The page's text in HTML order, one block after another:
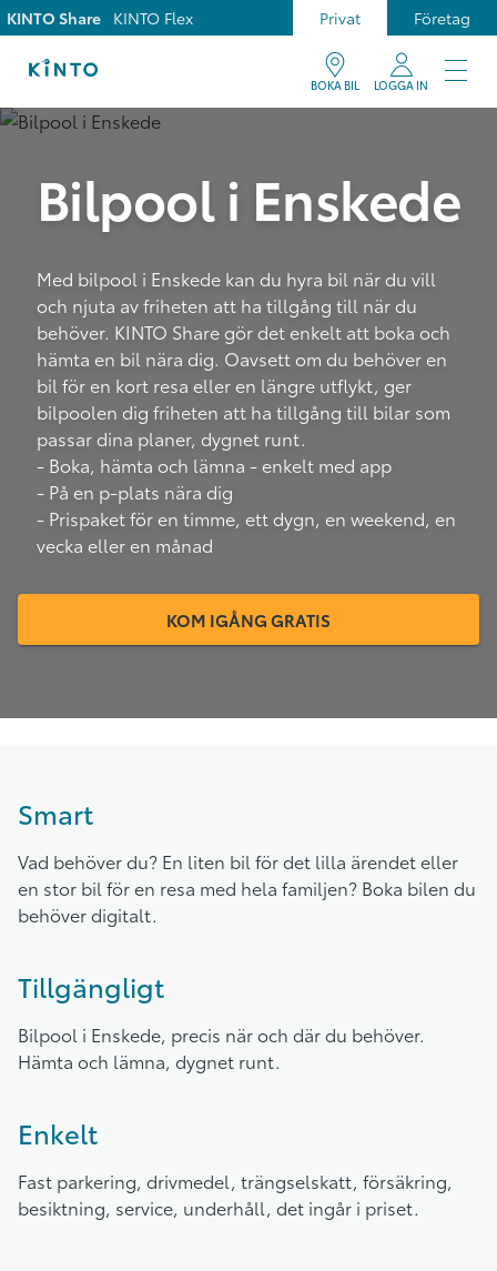
Privat Företag
KINTO Share KINTO Flex
BOKA BIL LOGGA IN
Bilpool i Enskede
Med bilpool i Enskede kan du hyra bil när du vill
och njuta av friheten att ha tillgång till när du
behöver. KINTO Share gör det enkelt att boka och
hämta en bil nära dig. Oavsett om du behöver en
bil för en kort resa eller en längre utflykt, ger
bilpoolen dig friheten att ha tillgång till bilar som
passar dina planer, dygnet runt.
- Boka, hämta och lämna - enkelt med app
- På en p-plats nära dig
- Prispaket för en timme, ett dygn, en weekend, en
vecka eller en månad
KOM IGÅNG GRATIS
Smart
Vad behöver du? En liten bil för det lilla ärendet eller
en stor bil för en resa med hela familjen? Boka bilen du
behöver digitalt.
Tillgängligt
Bilpool i Enskede, precis när och där du behöver.
Hämta och lämna, dygnet runt.
Enkelt
Fast parkering, drivmedel, trängselskatt, försäkring,
besiktning, service, underhåll, det ingår i priset.